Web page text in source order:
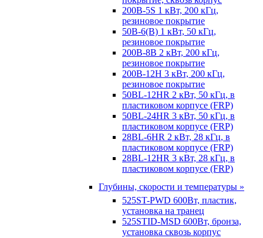
200B-5S 1 кВт, 200 кГц,
резиновое покрытие
50B-6(B) 1 кВт, 50 кГц,
резиновое покрытие
200B-8B 2 кВт, 200 кГц,
резиновое покрытие
200B-12H 3 кВт, 200 кГц,
резиновое покрытие
50BL-12HR 2 кВт, 50 кГц, в
пластиковом корпусе (FRP)
50BL-24HR 3 кВт, 50 кГц, в
пластиковом корпусе (FRP)
28BL-6HR 2 кВт, 28 кГц, в
пластиковом корпусе (FRP)
28BL-12HR 3 кВт, 28 кГц, в
пластиковом корпусе (FRP)
Глубины, скорости и температуры »
525ST-PWD 600Вт, пластик,
установка на транец
525STID-MSD 600Вт, бронза,
установка сквозь корпус